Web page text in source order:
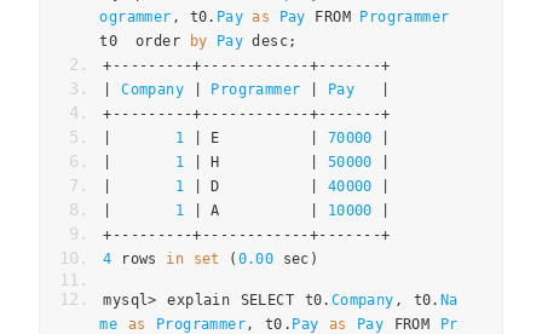
ogrammer , t0. Pay as Pay FROM
Programmer
t0  order
by Pay desc;
+---------+------------+-------+
Company Programmer Pay
+---------+------------+-------+
1 E 70000
1 H 50000
1 D 40000
1 A 10000
+---------+------------+-------+
4 rows in set ( 0.00 sec )
mysql> explain SELECT t0. Company , t0. Na
me
as Programmer, t0 . Pay as Pay FROM
Pr